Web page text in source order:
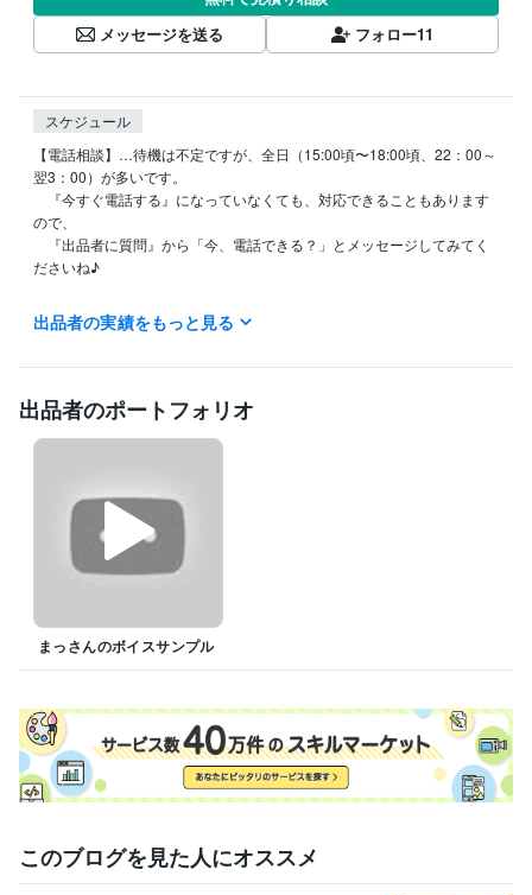
メッセージを送る
フォロー11
スケジュール
【電話相談】…待機は不定ですが、全日（15:00頃〜18:00頃、22：00～
翌3：00）が多いです。
『今すぐ電話する』になっていなくても、対応できることもあります
ので、
『出品者に質問』から「今、電話できる？」とメッセージしてみてく
ださいね♪
＊お問い合わせだけでも大歓迎です♪(*´∇`*)
『出品者に質問』か『メッセージを送る』から、お気軽にメッセージく
＊電話相談の対応中はすぐに返信できないこともありますが、
終了次第すぐにお返事いたします♪
経験職種
営業 / 法人営業 経験年数 : 20年
人事 / 人材開発・人材育成・研修
医療・介護 / 病院・介護施設経営
受賞歴
資格・検定
介護福祉士 取得年 : 2010年
ケアマネジャー（介護支援専門員） 取得年 : 2012年
相談支援専門員 取得年 : 2013年
ビジネス・クリエイティブツール
出品者の実績をもっと見る
出品者のポートフォリオ
まっさんのボイスサンプル
このブログを見た人にオススメ